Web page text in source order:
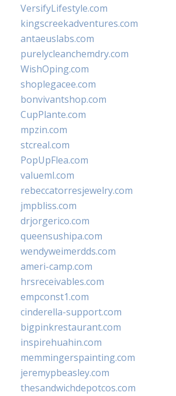
VersifyLifestyle.com
kingscreekadventures.com
antaeuslabs.com
purelycleanchemdry.com
WishOping.com
shoplegacee.com
bonvivantshop.com
CupPlante.com
mpzin.com
stcreal.com
PopUpFlea.com
valueml.com
rebeccatorresjewelry.com
jmpbliss.com
drjorgerico.com
queensushipa.com
wendyweimerdds.com
ameri-camp.com
hrsreceivables.com
empconst1.com
cinderella-support.com
bigpinkrestaurant.com
inspirehuahin.com
memmingerspainting.com
jeremypbeasley.com
thesandwichdepotcos.com